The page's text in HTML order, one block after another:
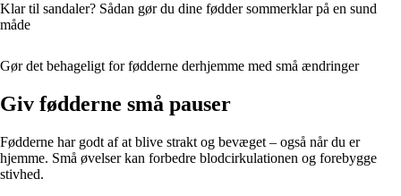
Klar til sandaler? Sådan gør du dine fødder sommerklar på en sund
måde
Gør det behageligt for fødderne derhjemme med små ændringer
Giv fødderne små pauser
Fødderne har godt af at blive strakt og bevæget – også når du er
hjemme. Små øvelser kan forbedre blodcirkulationen og forebygge
stivhed.